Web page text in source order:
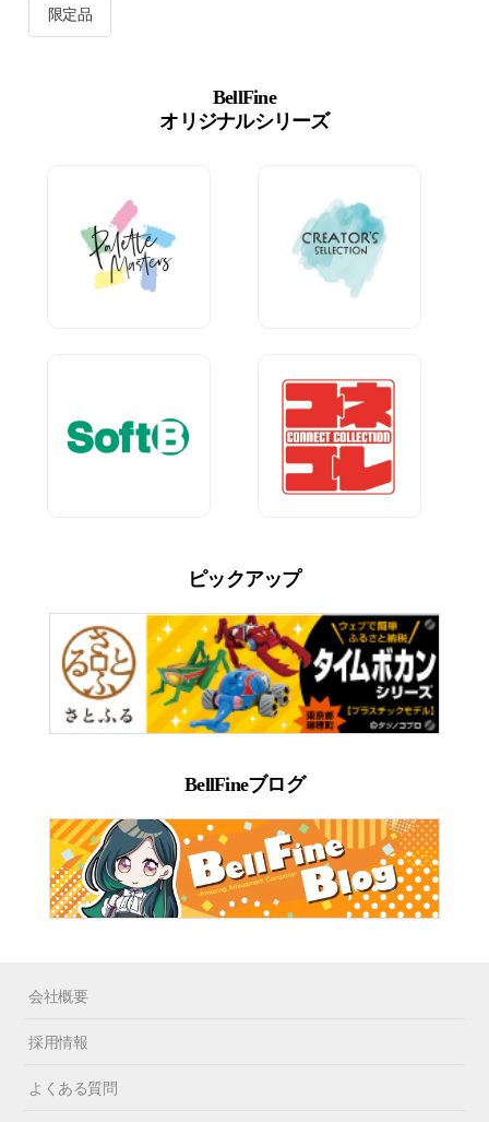
限定品
BellFine
オリジナルシリーズ
ピックアップ
BellFineブログ
会社概要
採用情報
よくある質問